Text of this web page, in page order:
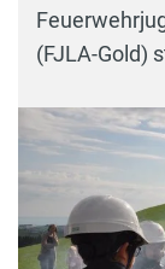
(FJLA-Gold)